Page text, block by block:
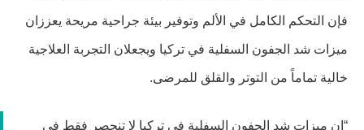
فإن التحكم الكامل في الألم وتوفير بيئة جراحية مريحة يعززان
ميزات شد الجفون السفلية في تركيا ويجعلان التجربة العلاجية
خالية تماماً من التوتر والقلق للمرضى.
“إن ميزات شد الجفون السفلية في تركيا لا تنحصر فقط في